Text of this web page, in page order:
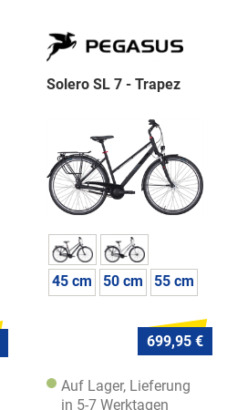
Solero SL 7 - Trapez
45 cm 50 cm 55 cm
699,95 €
Auf Lager, Lieferung
in 5-7 Werktagen